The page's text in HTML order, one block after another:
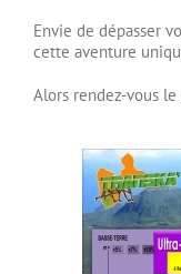
Envie de dépasser
cette aventure
Alors rendez-vous le